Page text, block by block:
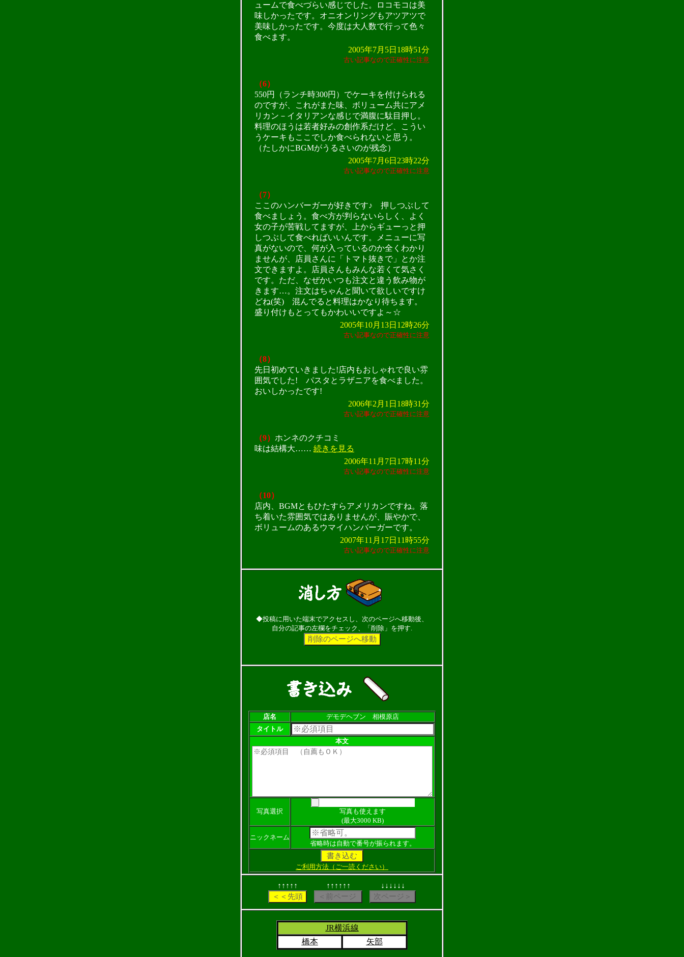
ュームで食べづらい感じでした。ロコモコは美
味しかったです。オニオンリングもアツアツで
美味しかったです。今度は大人数で行って色々
食べます。
2005年7月5日18時51分
古い記事なので正確性に注意
（6）
550円（ランチ時300円）でケーキを付けられる
のですが、これがまた味、ボリューム共にアメ
リカン－イタリアンな感じで満腹に駄目押し。
料理のほうは若者好みの創作系だけど、こうい
うケーキもここでしか食べられないと思う。
（たしかにBGMがうるさいのが残念）
2005年7月6日23時22分
古い記事なので正確性に注意
（7）
ここのハンバーガーが好きです♪ 押しつぶして
食べましょう。食べ方が判らないらしく、よく
女の子が苦戦してますが、上からギューっと押
しつぶして食べればいいんです。メニューに写
真がないので、何が入っているのか全くわかり
ませんが、店員さんに「トマト抜きで」とか注
文できますよ。店員さんもみんな若くて気さく
です。ただ、なぜかいつも注文と違う飲み物が
きます…。注文はちゃんと聞いて欲しいですけ
どね(笑) 混んでると料理はかなり待ちます。
盛り付けもとってもかわいいですよ～☆
2005年10月13日12時26分
古い記事なので正確性に注意
（8）
先日初めていきました!店内もおしゃれで良い雰
囲気でした! パスタとラザニアを食べました。
おいしかったです!
2006年2月1日18時31分
古い記事なので正確性に注意
（9） ホンネのクチコミ
味は結構大…… 続きを見る
2006年11月7日17時11分
古い記事なので正確性に注意
（10）
店内、BGMともひたすらアメリカンですね。落
ち着いた雰囲気ではありませんが、賑やかで、
ボリュームのあるウマイハンバーガーです。
2007年11月17日11時55分
古い記事なので正確性に注意
◆投稿に用いた端末でアクセスし、次のページへ移動後、
自分の記事の左欄をチェック、「削除」を押す.
店名
デモデヘブン 相模原店
タイトル
本文
写真選択
写真も使えます
(最大3000 KB)
ニックネーム
省略時は自動で番号が振られます。
ご利用方法（ご一読ください）
↑↑↑↑↑ ↑↑↑↑↑↑ ↓↓↓↓↓↓
JR横浜線
橋本
矢部